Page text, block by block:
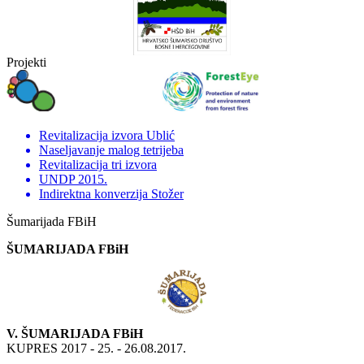
Projekti
Revitalizacija izvora Ublić
Naseljavanje malog tetrijeba
Revitalizacija tri izvora
UNDP 2015.
Indirektna konverzija Stožer
Šumarijada FBiH
ŠUMARIJADA FBiH
V. ŠUMARIJADA FBiH
KUPRES 2017 - 25. - 26.08.2017.